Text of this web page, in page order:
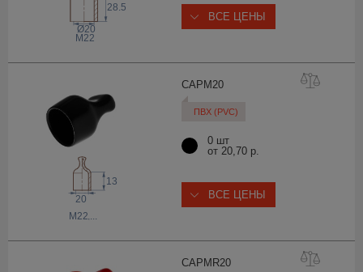
28.5
Ø20
M22
ВСЕ ЦЕНЫ
CAPM20
ПВХ (PVC)
M22,...
13
20
0 шт
от 20,70 р.
ВСЕ ЦЕНЫ
CAPMR20